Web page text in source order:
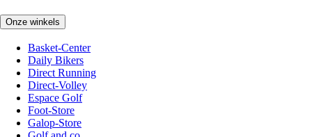
Onze winkels
Basket-Center
Daily Bikers
Direct Running
Direct-Volley
Espace Golf
Foot-Store
Galop-Store